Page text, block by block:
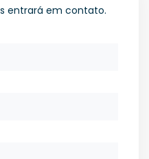
entrará em contato.